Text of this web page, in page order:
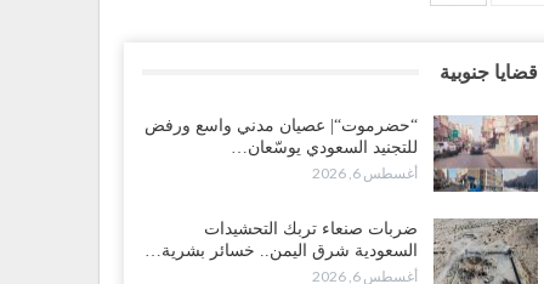
6, 2026
الانتقالي يرفع التصعيد بالعصيان المدني.. ورسالة
للسعودية بشأن النفط..!
6, 2026
عرب جورنال: استقالة مدير مكتب العليمي.. هل
سلطة الرئاسي مرحلة التفكك المؤسسي..!
قضايا جنوبية
“حضرموت“| عصيان مدني واسع ورفض
للتجنيد السعودي يوسّعان…
أغسطس 6, 2026
ضربات صنعاء تربك التحشيدات
السعودية شرق اليمن.. خسائر بشرية…
أغسطس 6, 2026